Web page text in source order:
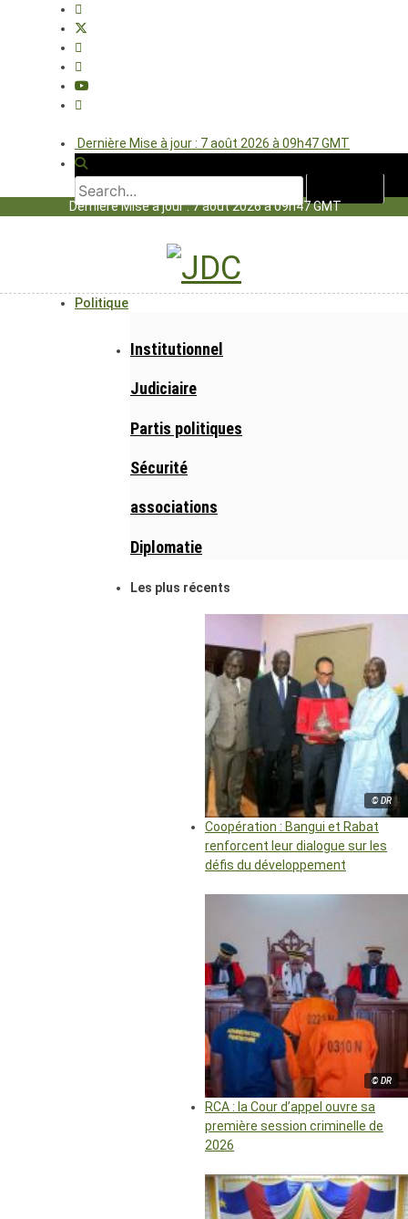
Dernière Mise à jour : 7 août 2026 à 09h47 GMT
Dernière Mise à jour : 7 août 2026 à 09h47 GMT
Politique
Institutionnel
Judiciaire
Partis politiques
Sécurité
associations
Diplomatie
Les plus récents
© DR
Coopération : Bangui et Rabat
renforcent leur dialogue sur les
défis du développement
© DR
RCA : la Cour d’appel ouvre sa
première session criminelle de
2026